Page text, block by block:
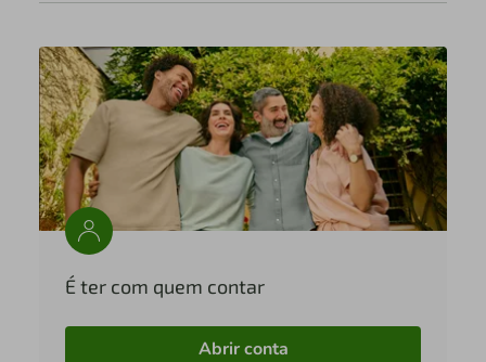
É ter com quem contar
Abrir conta